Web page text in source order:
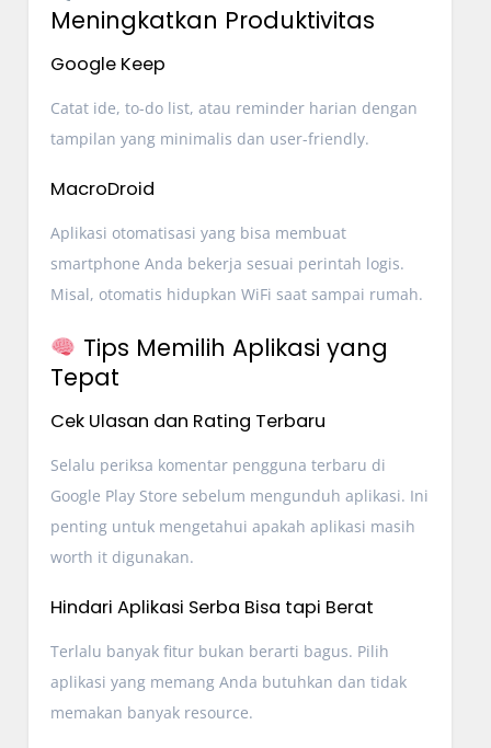
Meningkatkan Produktivitas
Google Keep
Catat ide, to-do list, atau reminder harian dengan
tampilan yang minimalis dan user-friendly.
MacroDroid
Aplikasi otomatisasi yang bisa membuat
smartphone Anda bekerja sesuai perintah logis.
Misal, otomatis hidupkan WiFi saat sampai rumah.
Tips Memilih Aplikasi yang
Tepat
Cek Ulasan dan Rating Terbaru
Selalu periksa komentar pengguna terbaru di
Google Play Store sebelum mengunduh aplikasi. Ini
penting untuk mengetahui apakah aplikasi masih
worth it digunakan.
Hindari Aplikasi Serba Bisa tapi Berat
Terlalu banyak fitur bukan berarti bagus. Pilih
aplikasi yang memang Anda butuhkan dan tidak
memakan banyak resource.